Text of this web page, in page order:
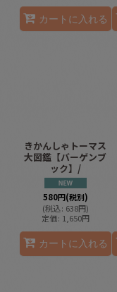
カートに入れる
きかんしゃトーマス
大図鑑【バーゲンブ
ック】/
580円(税別)
(税込: 638円)
定価: 1,650円
カートに入れる